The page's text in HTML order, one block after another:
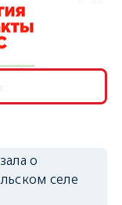
о
селе